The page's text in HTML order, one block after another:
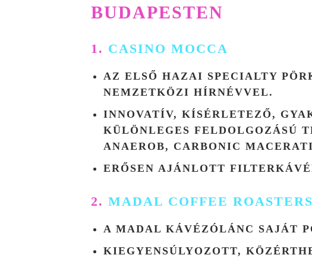
BUDAPESTEN
1. CASINO MOCCA
AZ ELSŐ HAZAI SPECIALTY
NEMZETKÖZI HÍRNÉVVEL.
INNOVATÍV, KÍSÉRLETEZŐ,
KÜLÖNLEGES FELDOLGOZÁSÚ
ANAEROB, CARBONIC
ERŐSEN AJÁNLOTT
2. MADAL COFFEE ROASTERS
A MADAL KÁVÉZÓLÁNC SAJÁT
KIEGYENSÚLYOZOTT,